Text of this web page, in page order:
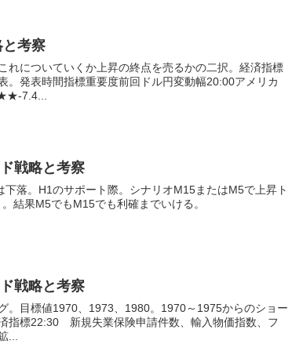
考察
れについていくか上昇の終点を売るかの二択。経済指標
。発表時間指標重要度前回ドル円変動幅20:00アメリカ
7.4...
戦略と考察
落。H1のサポート際。シナリオM15またはM5で上昇ト
結果M5でもM15でも利確までいける。
戦略と考察
。目標値1970、1973、1980。1970～1975からのショー
指標22:30 新規失業保険申請件数、輸入物価指数、フ
...